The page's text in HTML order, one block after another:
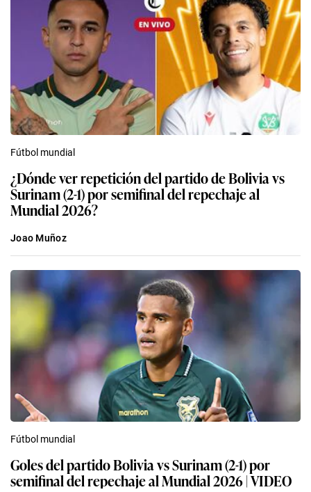
Fútbol mundial
¿Dónde ver repetición del partido de Bolivia vs
Surinam (2-1) por semifinal del repechaje al
Mundial 2026?
Joao Muñoz
Fútbol mundial
Goles del partido Bolivia vs Surinam (2-1) por
semifinal del repechaje al Mundial 2026 | VIDEO